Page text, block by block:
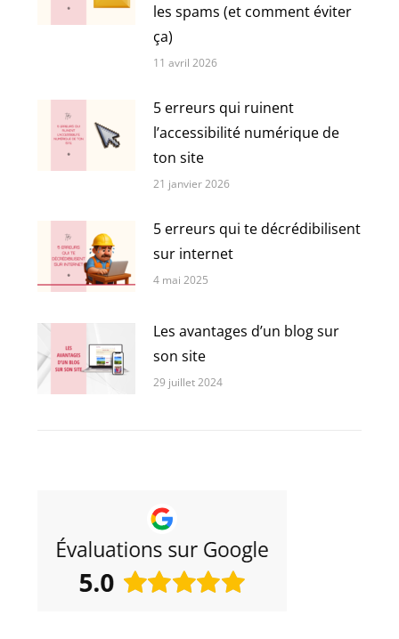
les spams (et comment éviter
ça)
11 avril 2026
5 erreurs qui ruinent
l’accessibilité numérique de
ton site
21 janvier 2026
5 erreurs qui te décrédibilisent
sur internet
4 mai 2025
Les avantages d’un blog sur
son site
29 juillet 2024